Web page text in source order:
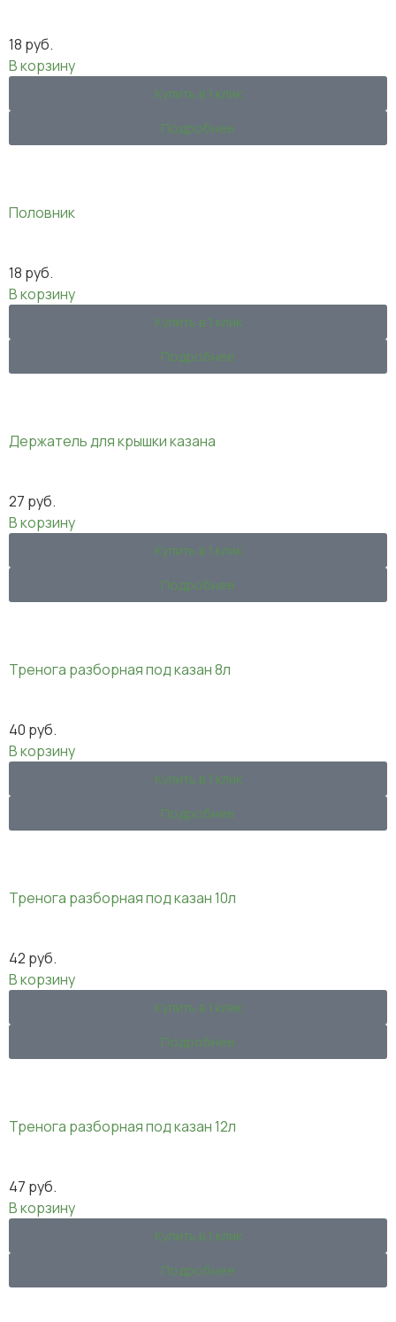
18 руб.
В корзину
Купить в 1 клик
Подробнее
Половник
18 руб.
В корзину
Купить в 1 клик
Подробнее
Держатель для крышки казана
27 руб.
В корзину
Купить в 1 клик
Подробнее
Тренога разборная под казан 8л
40 руб.
В корзину
Купить в 1 клик
Подробнее
Тренога разборная под казан 10л
42 руб.
В корзину
Купить в 1 клик
Подробнее
Тренога разборная под казан 12л
47 руб.
В корзину
Купить в 1 клик
Подробнее